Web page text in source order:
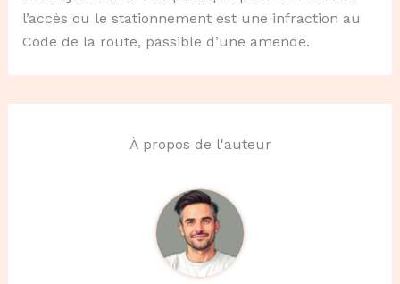
l’accès ou le stationnement est une infraction au
Code de la route, passible d’une amende.
À propos de l'auteur